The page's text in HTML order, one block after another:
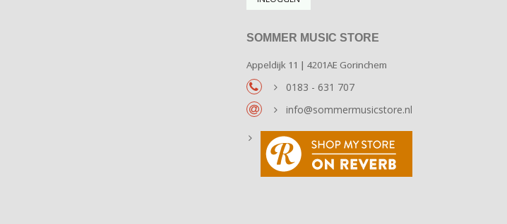
SOMMER MUSIC STORE
Appeldijk 11 | 4201AE Gorinchem
0183 - 631 707
info@sommermusicstore.nl